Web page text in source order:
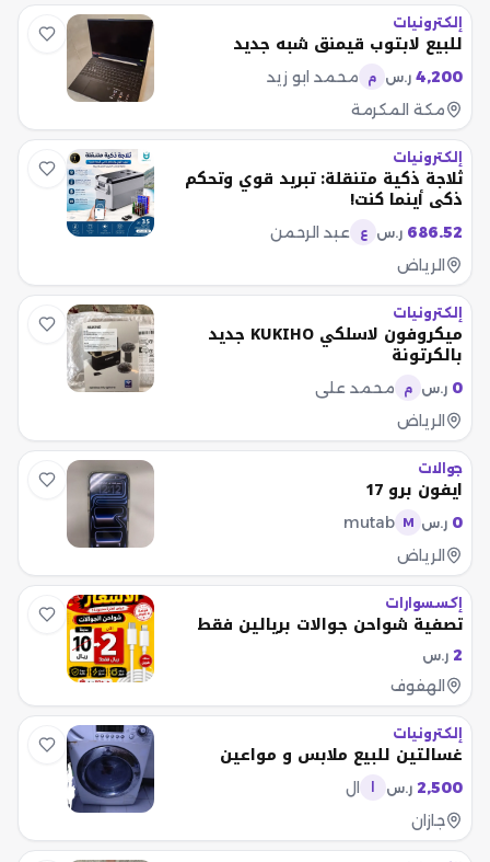
إلكترونيات
للبيع لابتوب قيمنق شبه جديد
4,200 ر.س م
محمد ابو زيد
مكة المكرمة
إلكترونيات
ثلاجة ذكية متنقلة: تبريد قوي وتحكم
ذكي أينما كنت!
686.52 ر.س ع
عبد الرحمن
الرياض
إلكترونيات
ميكروفون لاسلكي KUKIHO جديد
بالكرتونة
0 ر.س م
محمد علي
الرياض
جوالات
ايفون برو 17
0 ر.س M
mutab
الرياض
إكسسوارات
تصفية شواحن جوالات بريالين فقط
2 ر.س
الهفوف
إلكترونيات
غسالتين للبيع ملابس و مواعين
2,500 ر.س
ال
جازان